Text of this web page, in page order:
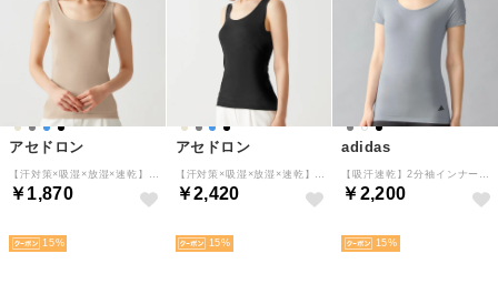
アセドロン
￥1,870
15
アセドロン
￥2,420
15
adidas
￥2,200
15